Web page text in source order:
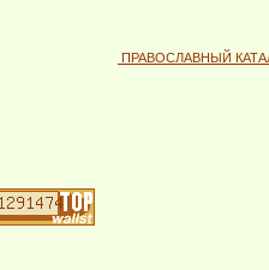
ПРАВОСЛАВНЫЙ